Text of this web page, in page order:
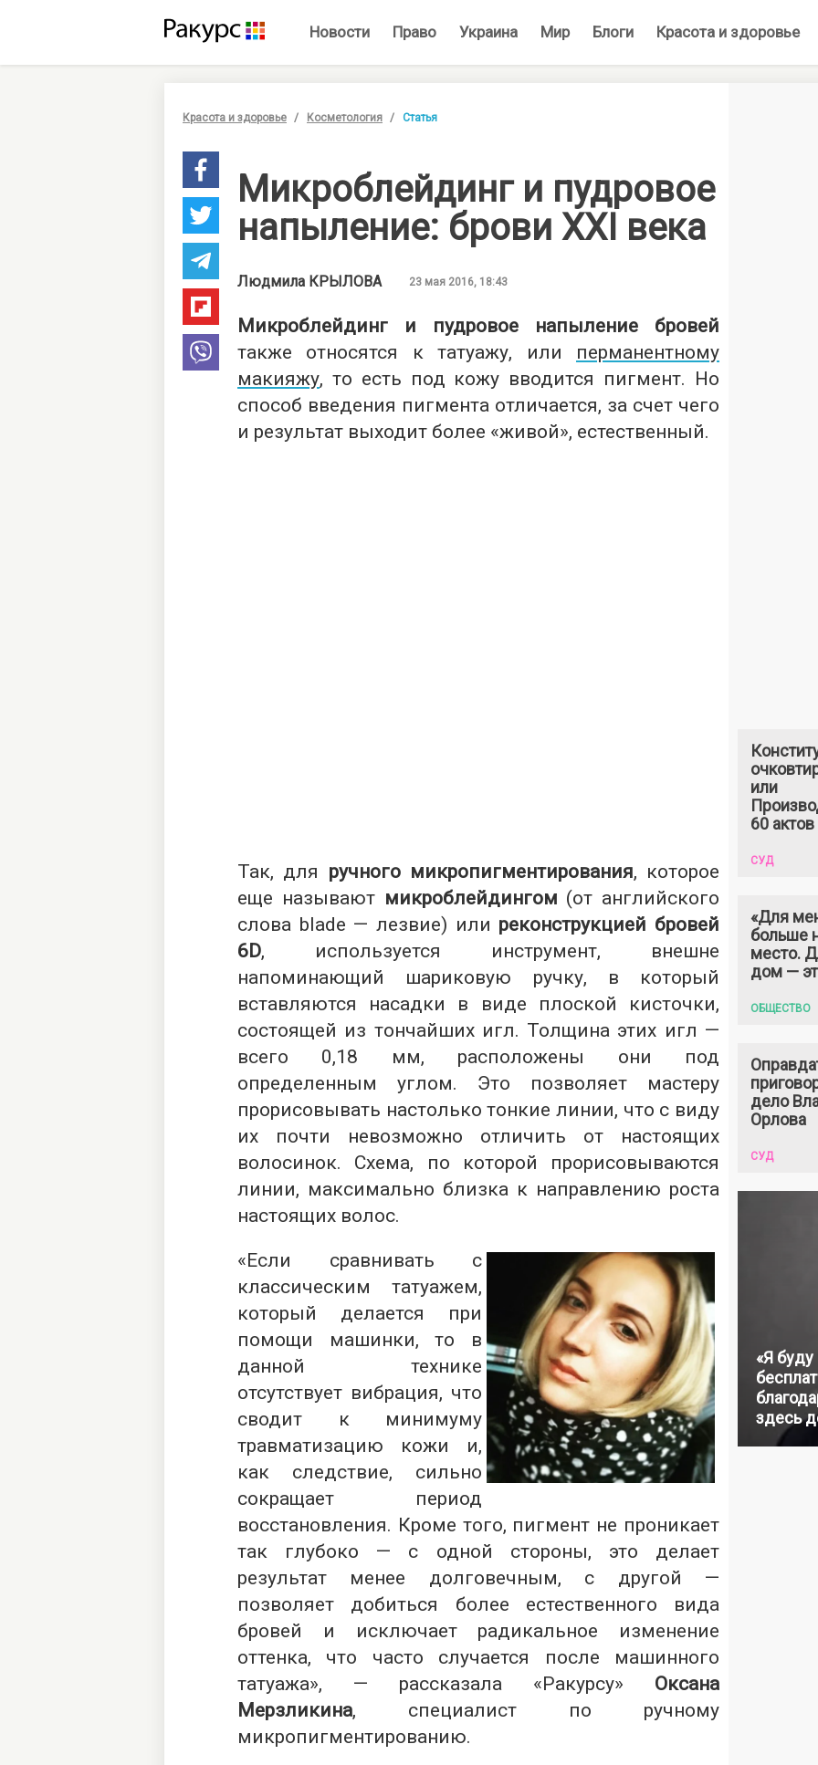
Новости Право Украина Мир Блоги Красота и здоровье
Красота и здоровье Косметология Статья
Микроблейдинг и пудровое
напыление: брови XXI века
Людмила КРЫЛОВА 23 мая 2016, 18:43
Микроблейдинг и пудровое напыление бровей
также относятся к татуажу, или перманентному
макияжу, то есть под кожу вводится пигмент. Но
способ введения пигмента отличается, за счет чего
и результат выходит более «живой», естественный.
Так, для ручного микропигментирования, которое
еще называют микроблейдингом (от английского
слова blade — лезвие) или реконструкцией бровей
6D, используется инструмент, внешне
напоминающий шариковую ручку, в который
вставляются насадки в виде плоской кисточки,
состоящей из тончайших игл. Толщина этих игл —
всего 0,18 мм, расположены они под
определенным углом. Это позволяет мастеру
прорисовывать настолько тонкие линии, что с виду
их почти невозможно отличить от настоящих
волосинок. Схема, по которой прорисовываются
линии, максимально близка к направлению роста
настоящих волос.
«Если сравнивать с
классическим татуажем,
который делается при
помощи машинки, то в
данной технике
отсутствует вибрация, что
сводит к минимуму
травматизацию кожи и,
как следствие, сильно
сокращает период
восстановления. Кроме того, пигмент не проникает
так глубоко — с одной стороны, это делает
результат менее долговечным, с другой —
позволяет добиться более естественного вида
бровей и исключает радикальное изменение
оттенка, что часто случается после машинного
татуажа», — рассказала «Ракурсу» Оксана
Мерзликина, специалист по ручному
микропигментированию.
или
60
СУД
«Для
больше
место.
дом —
ОБЩЕСТВО
дело
Орлова
СУД
«Я буду
здесь